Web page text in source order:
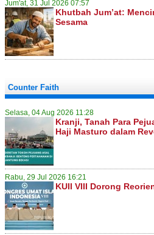
Jum'at, 31 Jul 2026 07:57
Khutbah Jum’at:
Sesama
Counter Faith
Selasa, 04 Aug 2026 11:28
Kranji, Tanah Para
Haji Masturo dalam
Rabu, 29 Jul 2026 16:21
KUII VIII Dorong